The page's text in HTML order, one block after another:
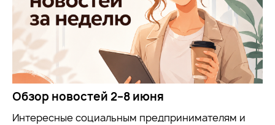
Обзор новостей 2–8 июня
Интересные социальным предпринимателям и